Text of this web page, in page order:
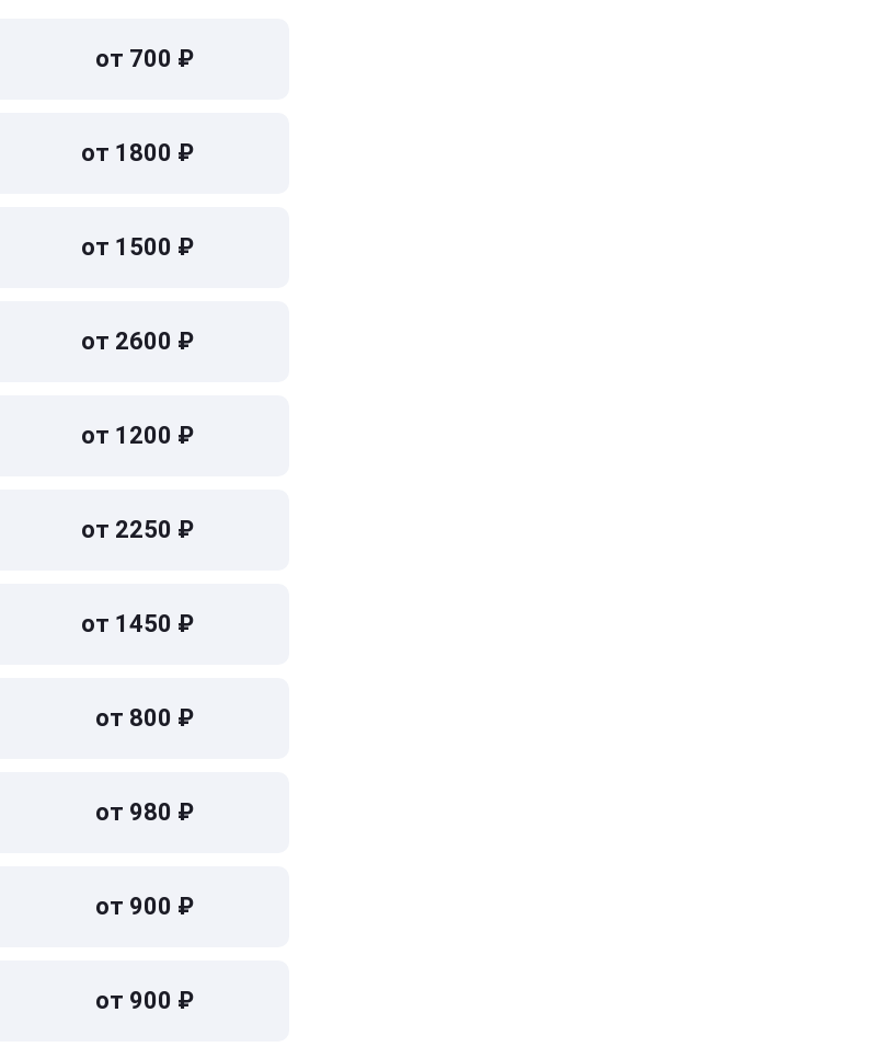
от 700 ₽
от 1800 ₽
от 1500 ₽
от 2600 ₽
от 1200 ₽
от 2250 ₽
от 1450 ₽
от 800 ₽
от 980 ₽
от 900 ₽
от 900 ₽